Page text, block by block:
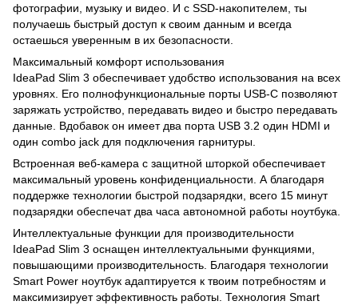
фотографии, музыку и видео. И с SSD-накопителем, ты
получаешь быстрый доступ к своим данным и всегда
остаешься уверенным в их безопасности.
Максимальный комфорт использования
IdeaPad Slim 3 обеспечивает удобство использования на всех
уровнях. Его полнофункциональные порты USB-C позволяют
заряжать устройство, передавать видео и быстро передавать
данные. Вдобавок он имеет два порта USB 3.2 один HDMI и
один combo jack для подключения гарнитуры.
Встроенная веб-камера с защитной шторкой обеспечивает
максимальный уровень конфиденциальности. А благодаря
поддержке технологии быстрой подзарядки, всего 15 минут
подзарядки обеспечат два часа автономной работы ноутбука.
Интеллектуальные функции для производительности
IdeaPad Slim 3 оснащен интеллектуальными функциями,
повышающими производительность. Благодаря технологии
Smart Power ноутбук адаптируется к твоим потребностям и
максимизирует эффективность работы. Технология Smart